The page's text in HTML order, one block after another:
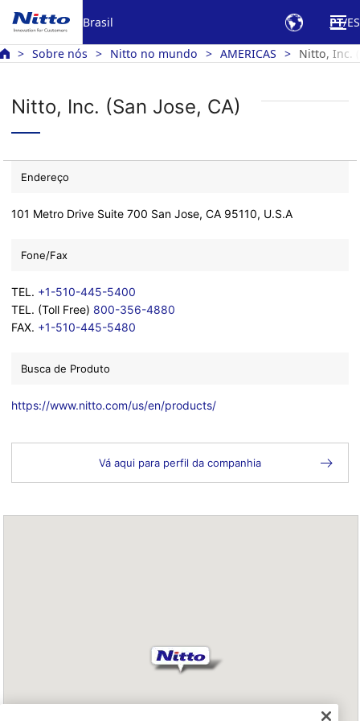
Brasil PT ES
Sobre nós Nitto no mundo AMERICAS Nitto, Inc.
Nitto, Inc. (San Jose, CA)
Endereço
101 Metro Drive Suite 700 San Jose, CA 95110, U.S.A
Fone/Fax
TEL. +1-510-445-5400
TEL. (Toll Free) 800-356-4880
FAX. +1-510-445-5480
Busca de Produto
https://www.nitto.com/us/en/products/
Vá aqui para perfil da companhia